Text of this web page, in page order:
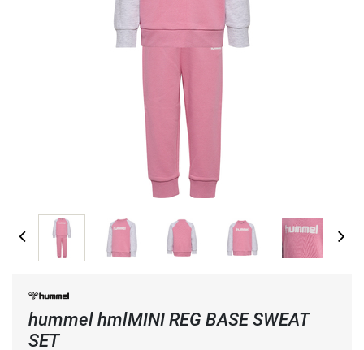
hummel hmlMINI REG BASE SWEAT
SET